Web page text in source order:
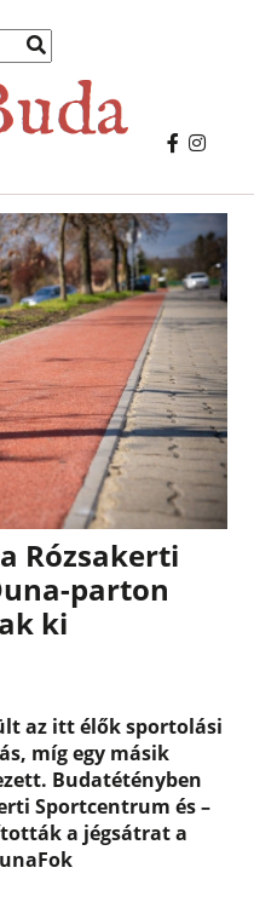
Rózsakerti
parton
ki
az itt élők sportolási
míg egy másik
Budatétényben
Sportcentrum és –
a jégsátrat a